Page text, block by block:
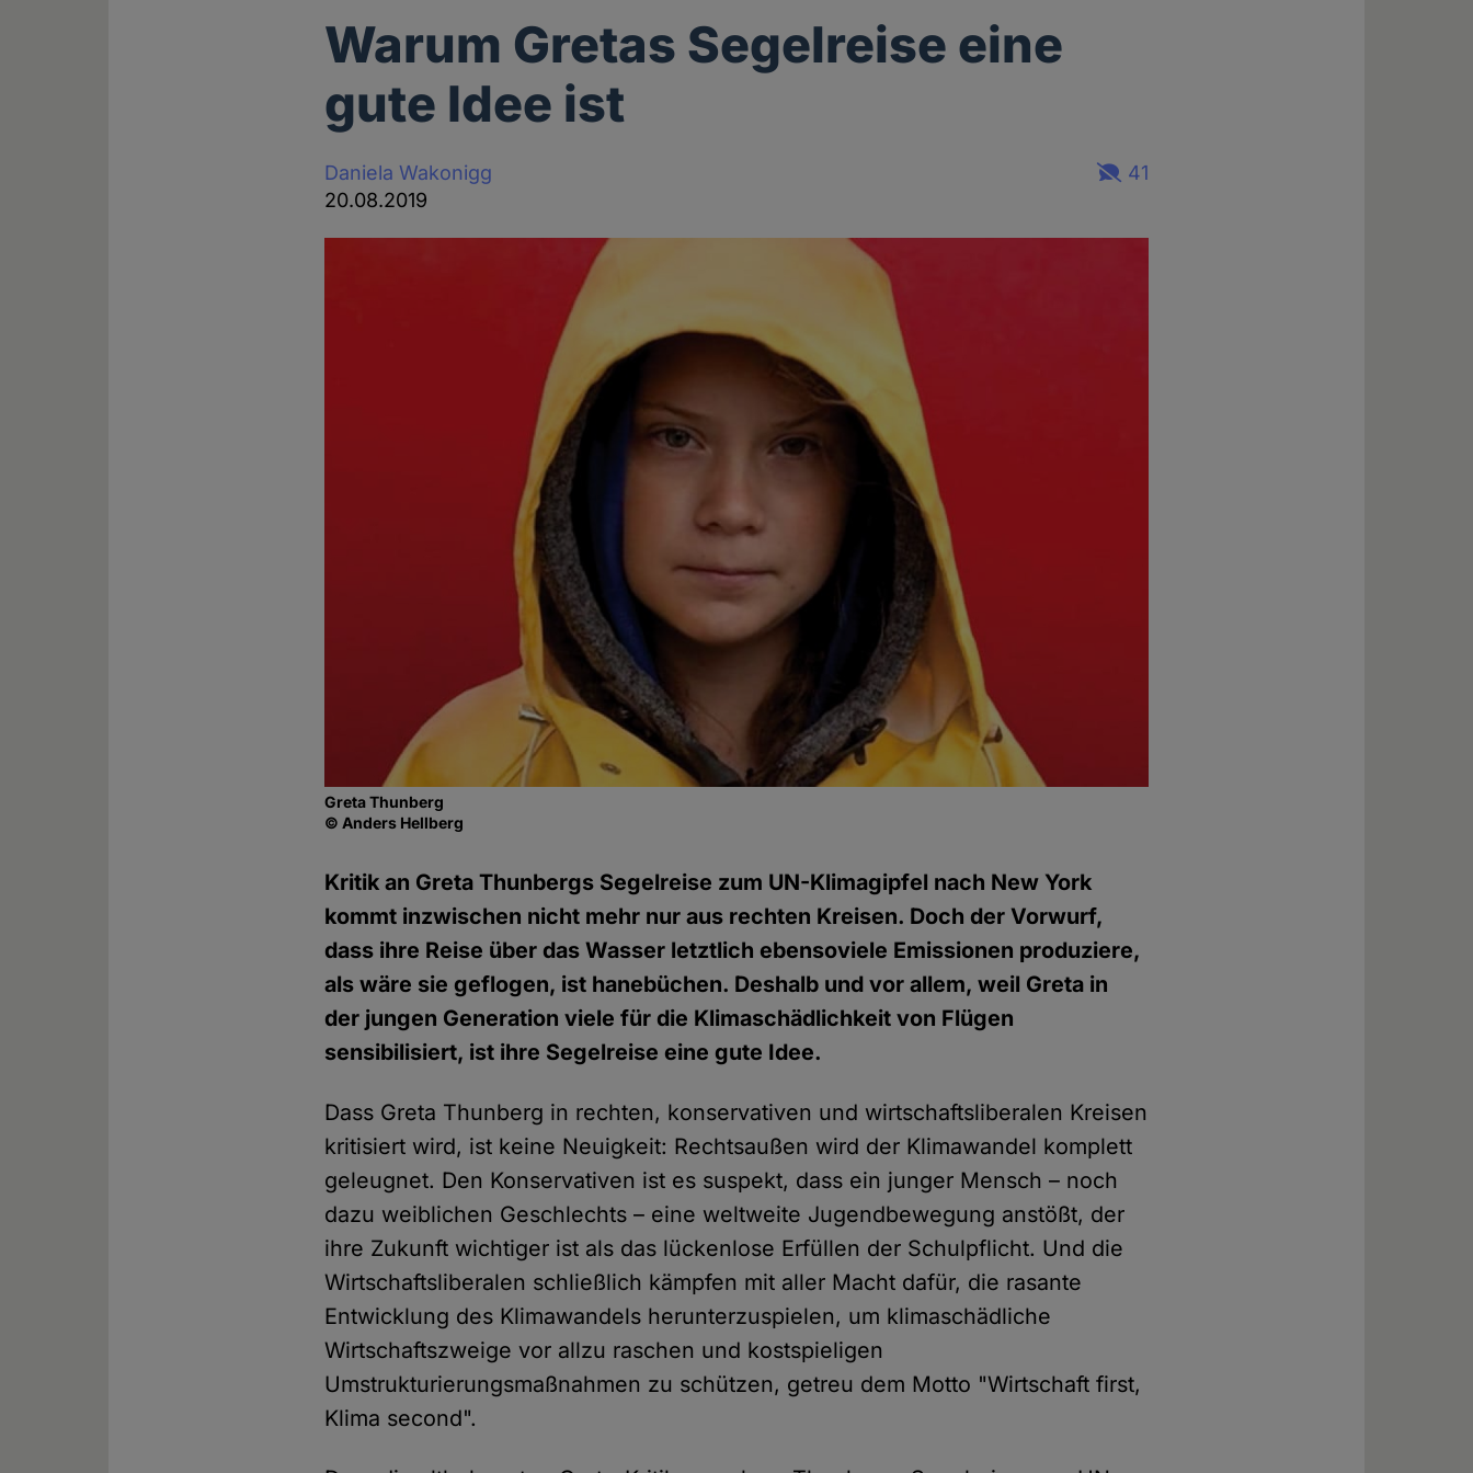
Warum Gretas Segelreise eine
gute Idee ist
Daniela Wakonigg
20.08.2019
41
Greta Thunberg
© Anders Hellberg
Kritik an Greta Thunbergs Segelreise zum UN-Klimagipfel nach New York
kommt inzwischen nicht mehr nur aus rechten Kreisen. Doch der Vorwurf,
dass ihre Reise über das Wasser letztlich ebensoviele Emissionen produziere,
als wäre sie geflogen, ist hanebüchen. Deshalb und vor allem, weil Greta in
der jungen Generation viele für die Klimaschädlichkeit von Flügen
sensibilisiert, ist ihre Segelreise eine gute Idee.
Dass Greta Thunberg in rechten, konservativen und wirtschaftsliberalen Kreisen
kritisiert wird, ist keine Neuigkeit: Rechtsaußen wird der Klimawandel komplett
geleugnet. Den Konservativen ist es suspekt, dass ein junger Mensch – noch
dazu weiblichen Geschlechts – eine weltweite Jugendbewegung anstößt, der
ihre Zukunft wichtiger ist als das lückenlose Erfüllen der Schulpflicht. Und die
Wirtschaftsliberalen schließlich kämpfen mit aller Macht dafür, die rasante
Entwicklung des Klimawandels herunterzuspielen, um klimaschädliche
Wirtschaftszweige vor allzu raschen und kostspieligen
Umstrukturierungsmaßnahmen zu schützen, getreu dem Motto "Wirtschaft first,
Klima second".